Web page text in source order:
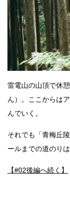
雷電山の山頂で休
ん）。ここからは
んでいく。
それでも「青梅丘
ールまでの道のり
【#02後編へ続く】